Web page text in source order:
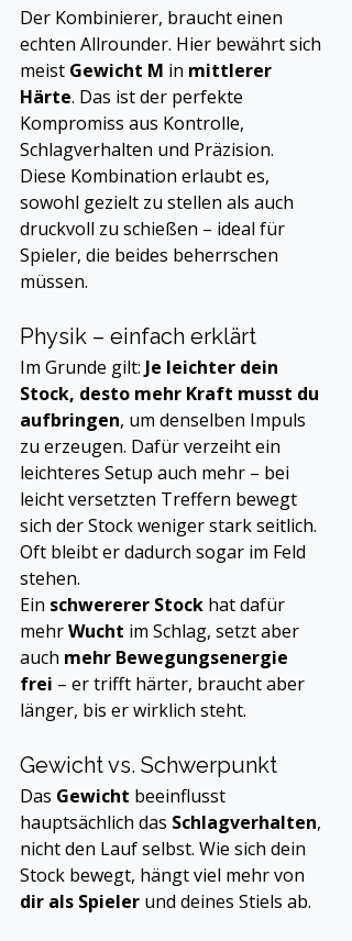
Der Kombinierer, braucht einen
echten Allrounder. Hier bewährt sich
meist Gewicht M in mittlerer
Härte. Das ist der perfekte
Kompromiss aus Kontrolle,
Schlagverhalten und Präzision.
Diese Kombination erlaubt es,
sowohl gezielt zu stellen als auch
druckvoll zu schießen – ideal für
Spieler, die beides beherrschen
müssen.
Physik – einfach erklärt
Im Grunde gilt: Je leichter dein
Stock, desto mehr Kraft musst du
aufbringen, um denselben Impuls
zu erzeugen. Dafür verzeiht ein
leichteres Setup auch mehr – bei
leicht versetzten Treffern bewegt
sich der Stock weniger stark seitlich.
Oft bleibt er dadurch sogar im Feld
stehen.
Ein schwererer Stock hat dafür
mehr Wucht im Schlag, setzt aber
auch mehr Bewegungsenergie
frei – er trifft härter, braucht aber
länger, bis er wirklich steht.
Gewicht vs. Schwerpunkt
Das Gewicht beeinflusst
hauptsächlich das Schlagverhalten,
nicht den Lauf selbst. Wie sich dein
Stock bewegt, hängt viel mehr von
dir als Spieler und deines Stiels ab.